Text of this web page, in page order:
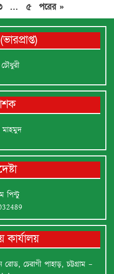
… ৫ পরের »
মাহমুদ
কার্যালয়
চেরাগী পাহাড়, চট্টগ্রাম –